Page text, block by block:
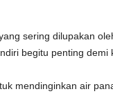
sering dilupakan
begitu penting
mendinginkan air